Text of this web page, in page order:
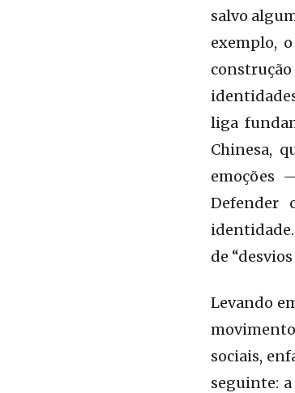
salvo
exemplo,
liga
Chinesa,
emoções
Defender
de
Levando
sociais,
seguinte: